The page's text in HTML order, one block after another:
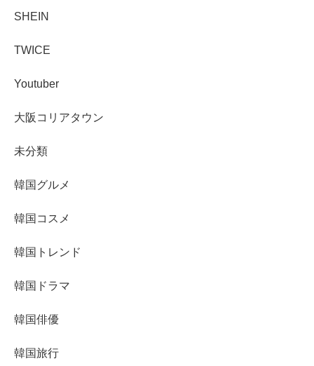
SHEIN
TWICE
Youtuber
大阪コリアタウン
未分類
韓国グルメ
韓国コスメ
韓国トレンド
韓国ドラマ
韓国俳優
韓国旅行